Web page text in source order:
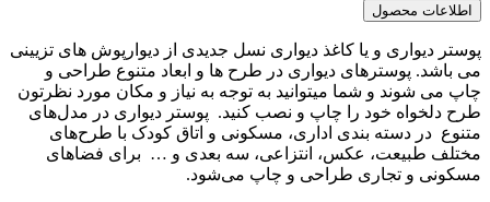
اطلاعات محصول
پوستر دیواری و یا کاغذ دیواری نسل جدیدی از دیوارپوش های تزیینی
می باشد. پوسترهای دیواری در طرح ها و ابعاد متنوع طراحی و
چاپ می شوند و شما میتوانید به توجه به نیاز و مکان مورد نظرتون
طرح دلخواه خود را چاپ و نصب کنید. پوستر دیواری در مدل‌های
متنوع در دسته‌ بندی اداری، مسکونی و اتاق کودک با طرح‌های
مختلف طبیعت، عکس، انتزاعی، سه بعدی و … برای فضاهای
مسکونی و تجاری طراحی و چاپ می‌شود.